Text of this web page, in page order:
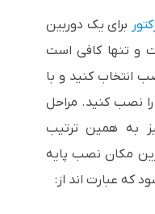
برای یک دوربین
و تنها کافی است
انتخاب کنید و با
را نصب کنید. مراحل
به همین ترتیب
مکان نصب پایه
که عبارت اند از: